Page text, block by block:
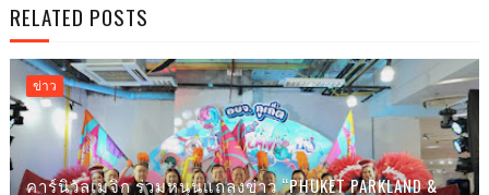
RELATED POSTS
ข่าว
คาร์นิวัลเมจิก ร่วมหนุนแถลงข่าว “PHUKET PARKLAND &